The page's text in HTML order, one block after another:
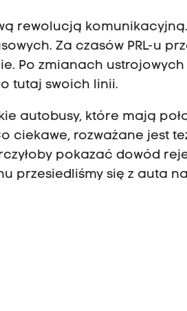
rewolucją
Za czasów PRL-u
Po zmianach
tutaj swoich linii.
autobusy, które mają
ciekawe, rozważane jest
pokazać dowód
przesiedliśmy się z auta